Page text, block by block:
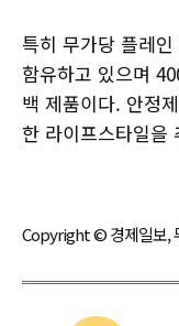
특히 무가당 플레
함유하고 있으며
백 제품이다. 안정
한 라이프스타일을
Copyright © 경제일보,